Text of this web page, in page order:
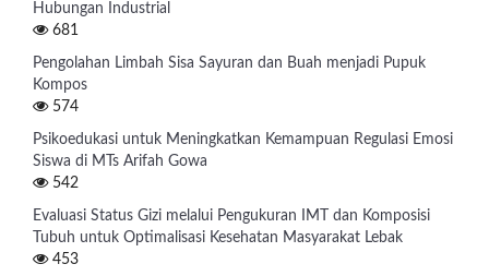
Hubungan Industrial
681
Pengolahan Limbah Sisa Sayuran dan Buah menjadi Pupuk
Kompos
574
Psikoedukasi untuk Meningkatkan Kemampuan Regulasi Emosi
Siswa di MTs Arifah Gowa
542
Evaluasi Status Gizi melalui Pengukuran IMT dan Komposisi
Tubuh untuk Optimalisasi Kesehatan Masyarakat Lebak
453